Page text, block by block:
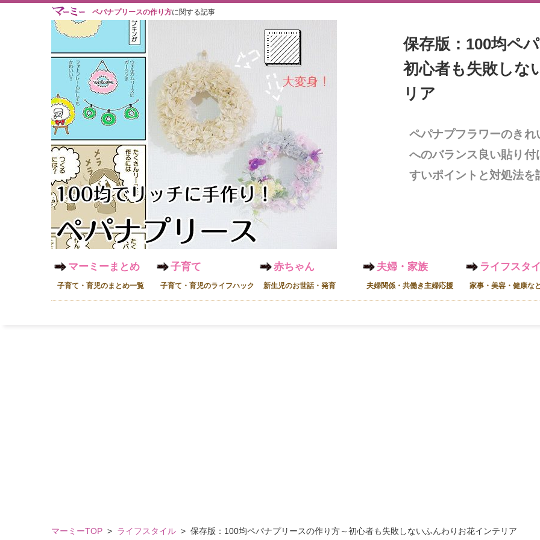
ペパナプリースの作り方に関する記事
保存版：100均ペ
初心者も失敗しな
リア
ペパナプフラワーのき
へのバランス良い貼り
すいポイントと対処法を
マーミーまとめ
子育て・育児のまとめ一覧
子育て
子育て・育児のライフハック
赤ちゃん
新生児のお世話・発育
夫婦・家族
夫婦関係・共働き主婦応援
ライフスタ
家事・美容・健康な
マーミーTOP > ライフスタイル > 保存版：100均ペパナプリースの作り方～初心者も失敗しないふんわりお花インテリア